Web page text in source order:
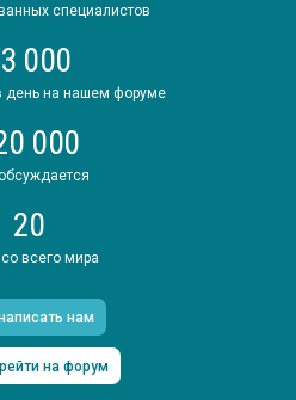
специалистов
000
день на нашем форуме
000
20
всего мира
нам
на форум